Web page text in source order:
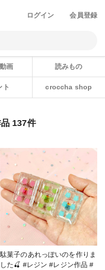
ログイン 会員登録
画 読みもの
ト croccha shop
137件
駄菓子のあれっぽいのを作りま
した🍒 #レジン #レジン作品 #